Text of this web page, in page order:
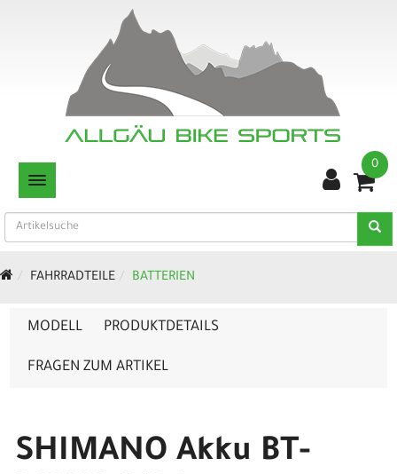
TOGGLE NAVIGATION
0
FAHRRADTEILE BATTERIEN
MODELL PRODUKTDETAILS
FRAGEN ZUM ARTIKEL
SHIMANO Akku BT-